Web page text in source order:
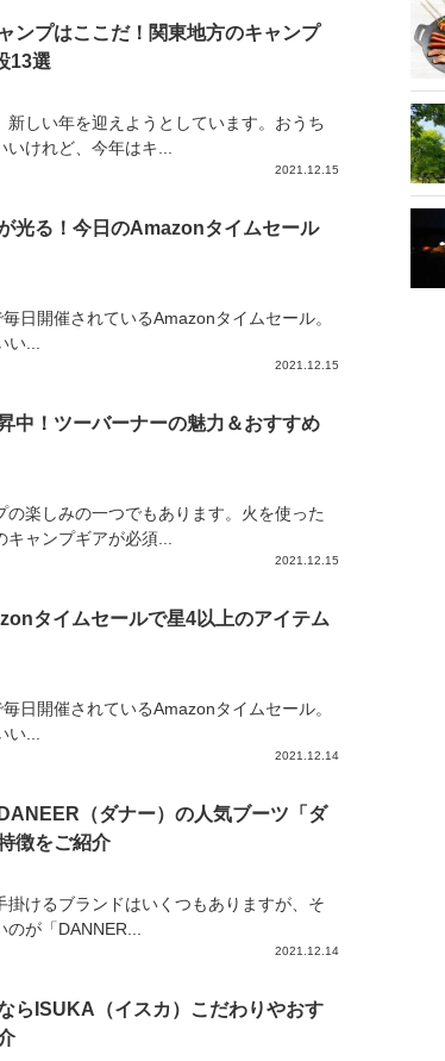
ンプはここだ！関東地方のキャンプ
13選
新しい年を迎えようとしています。おうち
けれど、今年はキ...
2021.12.15
光る！今日のAmazonタイムセール
日開催されているAmazonタイムセール。
...
2021.12.15
中！ツーバーナーの魅力＆おすすめ
の楽しみの一つでもあります。火を使った
ャンプギアが必須...
2021.12.15
タイムセールで星4以上のアイテム
日開催されているAmazonタイムセール。
...
2021.12.14
（ダナー）の人気ブーツ「ダ
徴をご紹介
掛けるブランドはいくつもありますが、そ
が「DANNER...
2021.12.14
らISUKA（イスカ）こだわりやおす